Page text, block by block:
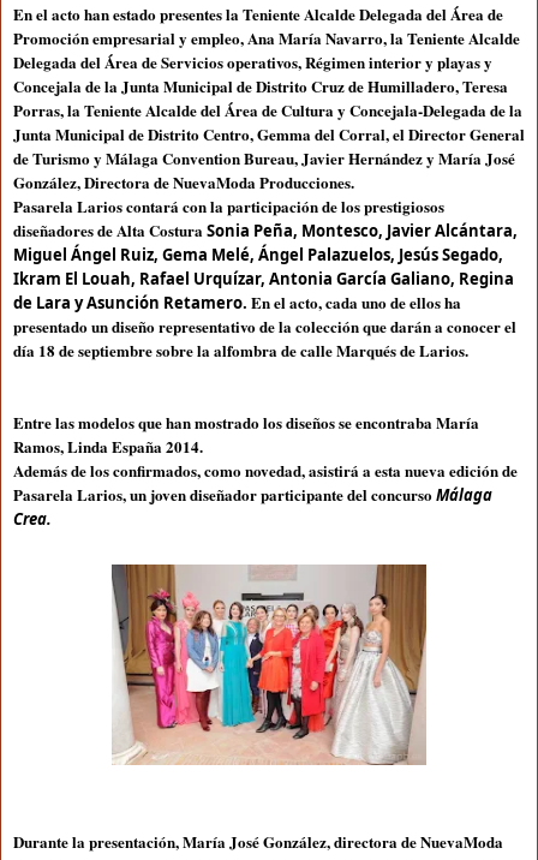
En el acto han estado presentes la Teniente Alcalde Delegada del Área de
Promoción empresarial y empleo, Ana María Navarro, la Teniente Alcalde
Delegada del Área de Servicios operativos, Régimen interior y playas y
Concejala de la Junta Municipal de Distrito Cruz de Humilladero, Teresa
Porras, la Teniente Alcalde del Área de Cultura y Concejala-Delegada de la
Junta Municipal de Distrito Centro, Gemma del Corral, el Director General
de Turismo y Málaga Convention Bureau, Javier Hernández y María José
González, Directora de NuevaModa Producciones.
Pasarela Larios contará con la participación de los prestigiosos
diseñadores de Alta CosturaSonia Peña, Montesco, Javier Alcántara,
Miguel Ángel Ruiz, Gema Melé, Ángel Palazuelos, Jesús Segado,
Ikram El Louah, Rafael Urquízar, Antonia García Galiano, Regina
de Lara y Asunción Retamero. En el acto, cada uno de ellos ha
presentado un diseño representativo de la colección que darán a conocer el
día 18 de septiembre sobre la alfombra de calle Marqués de Larios.
Entre las modelos que han mostrado los diseños se encontraba María
Ramos, Linda España 2014.
Además de los confirmados, como novedad, asistirá a esta nueva edición de
Pasarela Larios, un joven diseñador participante del concursoMálaga
Crea.
Durante la presentación, María José González, directora de NuevaModa